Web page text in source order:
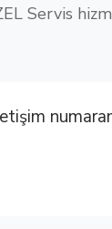
Servis